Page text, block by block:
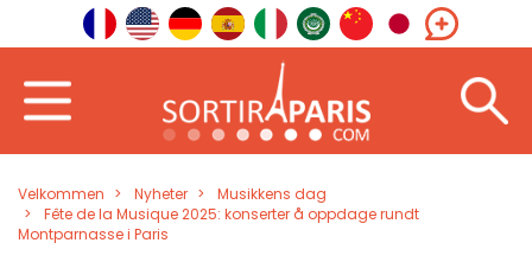
Velkommen Nyheter
Musikkens dag
Fête de la Musique 2025: konserter å oppdage rundt
Montparnasse i Paris